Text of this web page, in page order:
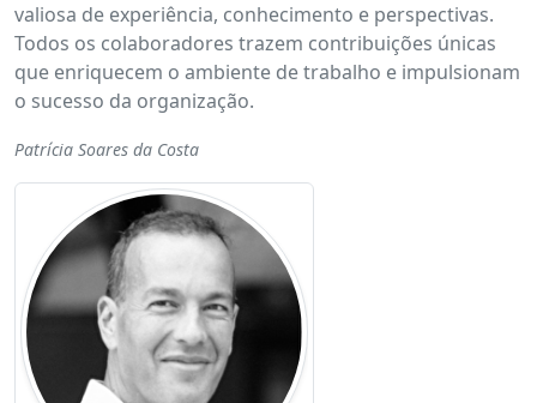
valiosa de experiência, conhecimento e perspectivas.
Todos os colaboradores trazem contribuições únicas
que enriquecem o ambiente de trabalho e impulsionam
o sucesso da organização.
Patrícia Soares da Costa